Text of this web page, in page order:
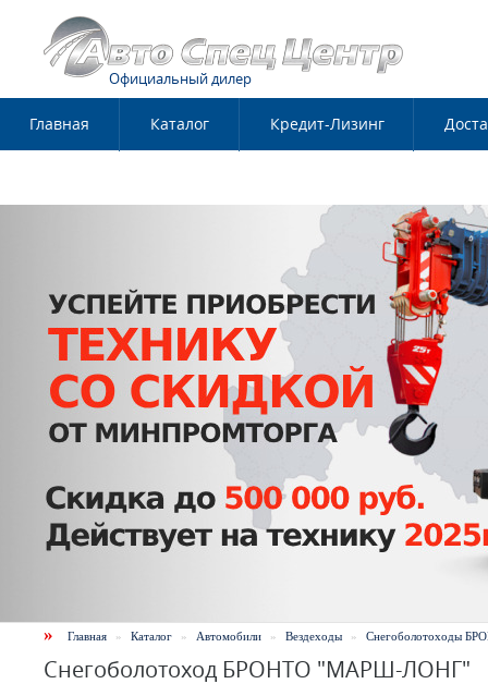
Официальный дилер
Главная Каталог Кредит-Лизинг
» Главная » Каталог » Автомобили » Вездеходы » Снегоболотоходы
Снегоболотоход БРОНТО "МАРШ-ЛОНГ"